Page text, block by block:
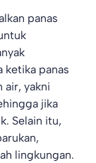
panas
ketika panas
air, yakni
jika
Selain itu,
lingkungan.